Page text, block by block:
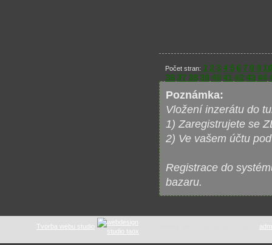
Počet stran: 1 2 3 4 5 6 7 8 9 10
36 37 38 39 40 41 42 43 44
Poznámka:
Vložení inzerátu do
1) Zaregistrujete se
2) Ve vašem účtu
Registrace do
bazaru.
Tvorba webu studio